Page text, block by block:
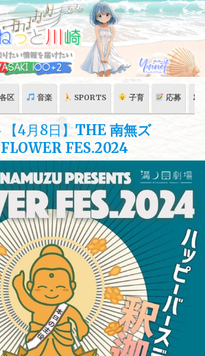
区 音楽 SPORTS 子育 応募 🏛
4月8日】 THE 南無ズ
FES.2024